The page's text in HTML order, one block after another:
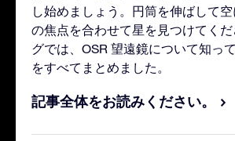
し始めましょう。円筒を伸ばして
の焦点を合わせて星を見つけてく
グでは、OSR 望遠鏡について知っ
をすべてまとめました。
記事全体をお読みください。